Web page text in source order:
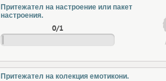
Притежател на настроение или пакет
настроения.
0/1
Притежател на колекция емотикони.